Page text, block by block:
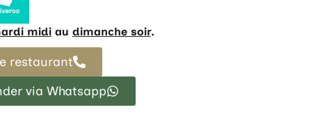
midiau dimanche soir.
restaurant
via Whatsapp